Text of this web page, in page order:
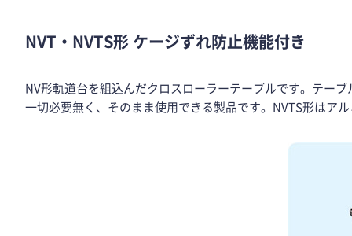
NVT・NVTS形 ケージずれ防止機能付き
NV形軌道台を組込んだクロスローラーテーブルです。テー
一切必要無く、そのまま使用できる製品です。NVTS形はア